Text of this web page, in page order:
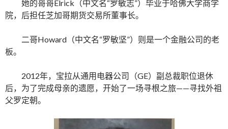
她的哥哥Elrick（中文名“罗敏志”）毕业于哈佛大学商学
院，后担任芝加哥期货交易所董事长。
二哥Howard（中文名“罗敏坚”）则是一个金融公司的老
板。
2012年，宝拉从通用电器公司（GE）副总裁职位退休
后，为了完成母亲的遗愿，开始了一场寻根之旅——寻找外祖
父罗定朝。